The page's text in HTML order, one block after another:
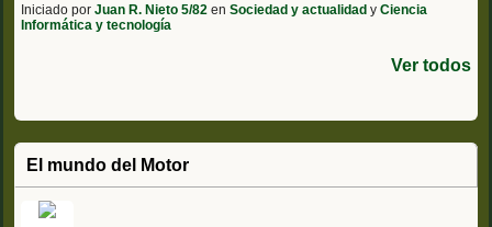
Iniciado por Juan R. Nieto 5/82 en Sociedad y actualidad y Ciencia
Informática y tecnología
Ver todos
El mundo del Motor